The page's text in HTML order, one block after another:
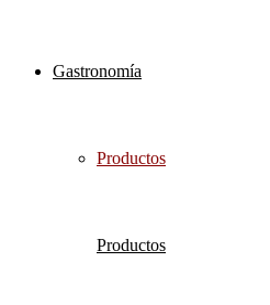
Gastronomía
Productos
Productos